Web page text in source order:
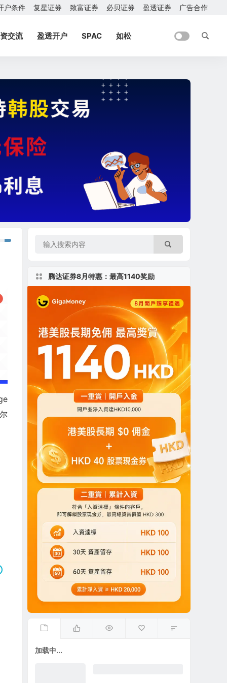
户条件 复星证券 致富证券 必贝证券 盈透证券 广告合作
交流 盈透开户 SPAC 如松
腾达证券8月特惠：最高1140奖励
加载中...